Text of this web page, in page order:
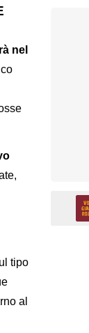
nel
tipo
al